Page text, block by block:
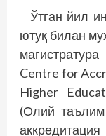
Ўтган йил
ютуқ билан
Centre for
Higher
(Олий